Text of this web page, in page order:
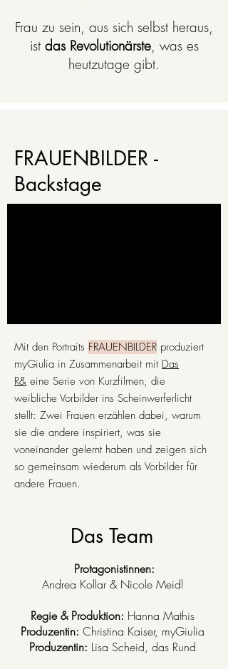
Frau zu sein, aus sich selbst heraus,
ist das Revolutionärste, was es
heutzutage gibt.
FRAUENBILDER -
Backstage
Mit den Portraits FRAUENBILDER produziert
myGiulia in Zusammenarbeit mit Das
R& eine Serie von Kurzfilmen, die
weibliche Vorbilder ins Scheinwerferlicht
stellt: Zwei Frauen erzählen dabei, warum
sie die andere inspiriert, was sie
voneinander gelernt haben und zeigen sich
so gemeinsam wiederum als Vorbilder für
andere Frauen.
Das Team
Protagonistinnen:
Andrea Kollar & Nicole Meidl
Regie & Produktion: Hanna Mathis
Produzentin: Christina Kaiser, myGiulia
Produzentin: Lisa Scheid, das Rund